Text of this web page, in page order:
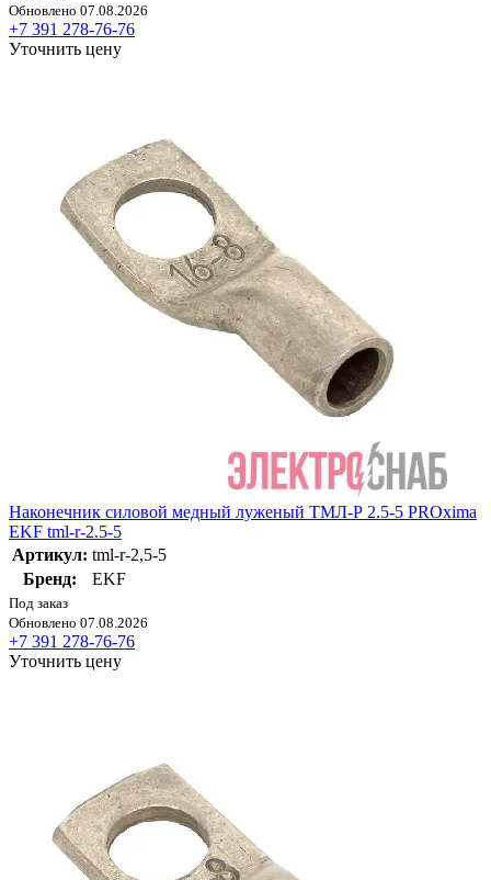
Обновлено 07.08.2026
+7 391 278-76-76
Уточнить цену
Наконечник силовой медный луженый ТМЛ-Р 2.5-5 PROxima
EKF tml-r-2.5-5
Артикул: tml-r-2,5-5
Бренд:
EKF
Под заказ
Обновлено 07.08.2026
+7 391 278-76-76
Уточнить цену